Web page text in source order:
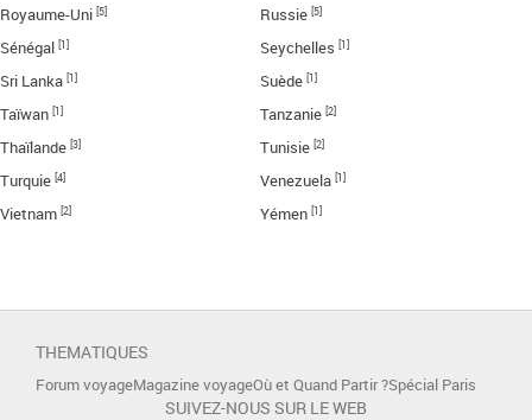
Royaume-Uni [5] Russie [5]
Sénégal [1] Seychelles [1]
Sri Lanka [1] Suède [1]
Taïwan [1] Tanzanie [2]
Thaïlande [3] Tunisie [2]
Turquie [4] Venezuela [1]
Vietnam [2] Yémen [1]
THEMATIQUES
Forum voyageMagazine voyageOù et Quand Partir ?Spécial Paris
SUIVEZ-NOUS SUR LE WEB